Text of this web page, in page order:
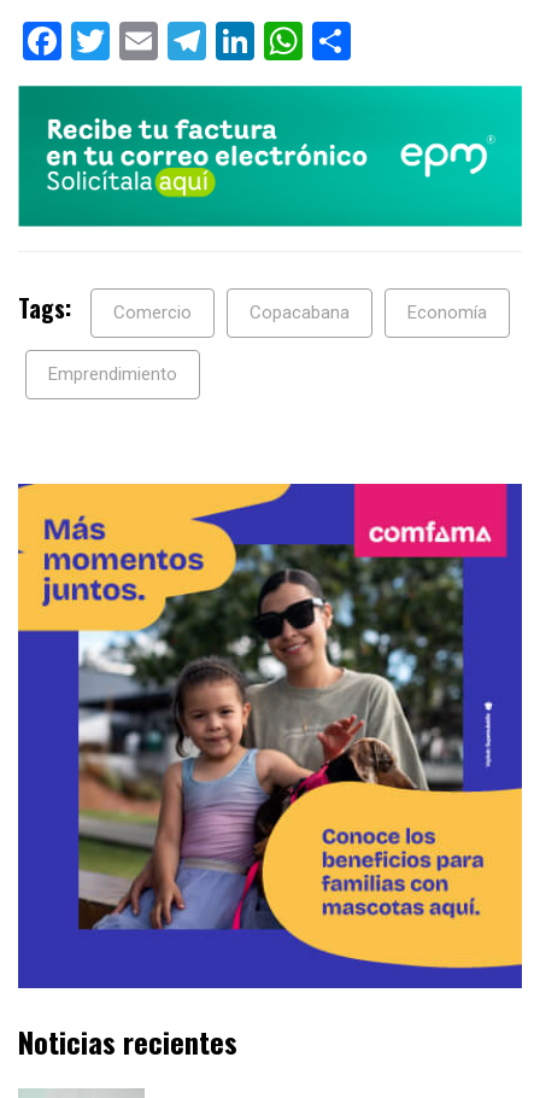
Facebook
Twitter
EmailTelegram
LinkedIn
WhatsApp
Tags: Comercio Copacabana Economía
Emprendimiento
Noticias recientes